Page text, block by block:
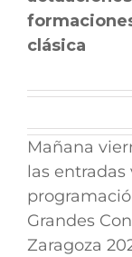
clásica
Mañana
las entradas
Grandes
Zaragoza